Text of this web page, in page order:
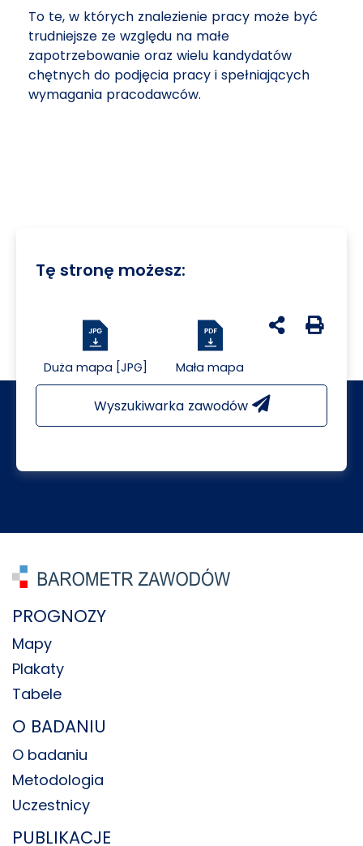
To te, w których znalezienie pracy może być
trudniejsze ze względu na małe
zapotrzebowanie oraz wielu kandydatów
chętnych do podjęcia pracy i spełniających
wymagania pracodawców.
Tę stronę możesz:
Duża mapa [JPG] Mała mapa
udostępnij na
Generuj
Wyszukiwarka zawodów
PROGNOZY
Mapy
Plakaty
Tabele
O BADANIU
O badaniu
Metodologia
Uczestnicy
PUBLIKACJE